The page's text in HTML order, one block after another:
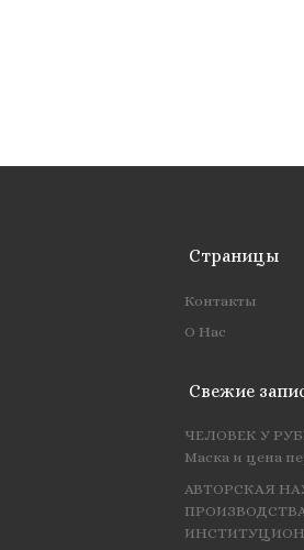
Страницы
Контакты
О Нас
Свежие
ЧЕЛОВЕК У
Маска и цена
АВТОРСКАЯ